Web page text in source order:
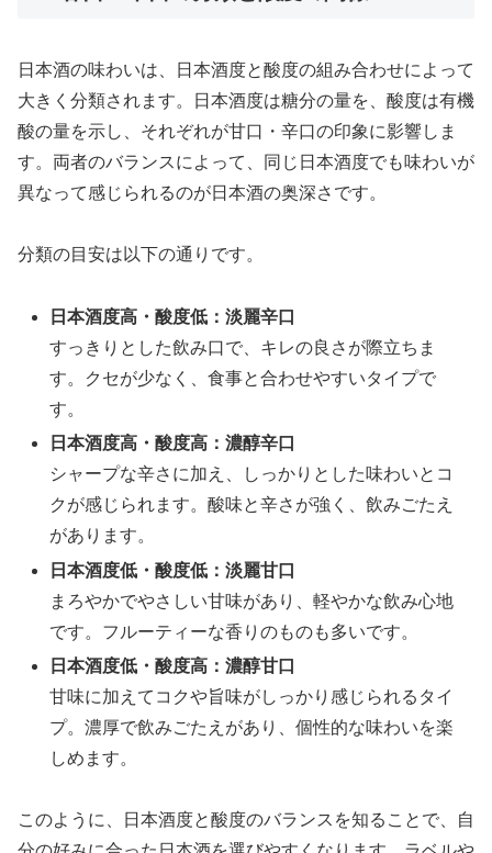
日本酒の味わいは、日本酒度と酸度の組み合わせによって
大きく分類されます。日本酒度は糖分の量を、酸度は有機
酸の量を示し、それぞれが甘口・辛口の印象に影響しま
す。両者のバランスによって、同じ日本酒度でも味わいが
異なって感じられるのが日本酒の奥深さです。
分類の目安は以下の通りです。
日本酒度高・酸度低：淡麗辛口
すっきりとした飲み口で、キレの良さが際立ちま
す。クセが少なく、食事と合わせやすいタイプで
す。
日本酒度高・酸度高：濃醇辛口
シャープな辛さに加え、しっかりとした味わいとコ
クが感じられます。酸味と辛さが強く、飲みごたえ
があります。
日本酒度低・酸度低：淡麗甘口
まろやかでやさしい甘味があり、軽やかな飲み心地
です。フルーティーな香りのものも多いです。
日本酒度低・酸度高：濃醇甘口
甘味に加えてコクや旨味がしっかり感じられるタイ
プ。濃厚で飲みごたえがあり、個性的な味わいを楽
しめます。
このように、日本酒度と酸度のバランスを知ることで、自